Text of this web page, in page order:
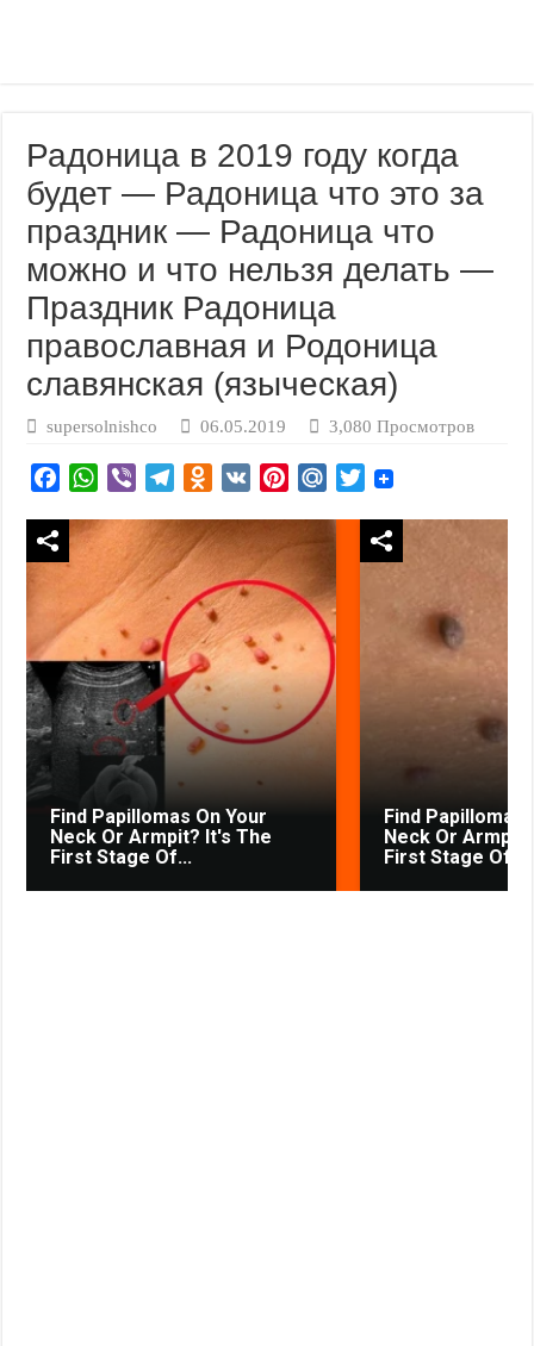
Радоница в 2019 году когда
будет — Радоница что это за
праздник — Радоница что
можно и что нельзя делать —
Праздник Радоница
православная и Родоница
славянская (языческая)
supersolnishco 06.05.2019 3,080 Просмотров
e
k
W
a
p
p
V
e
l
e
r
a
m
O
n
o
k
l
a
s
n
i
V
e
r
s
M
.
R
u
T
t
Find Papillomas On Your
Neck Or Armpit? It's The
First Stage Of...
Find Papillomas
Neck Or
First Stage Of...